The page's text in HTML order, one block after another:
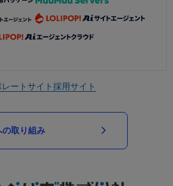
ートサイト採用サイト
の取り組み